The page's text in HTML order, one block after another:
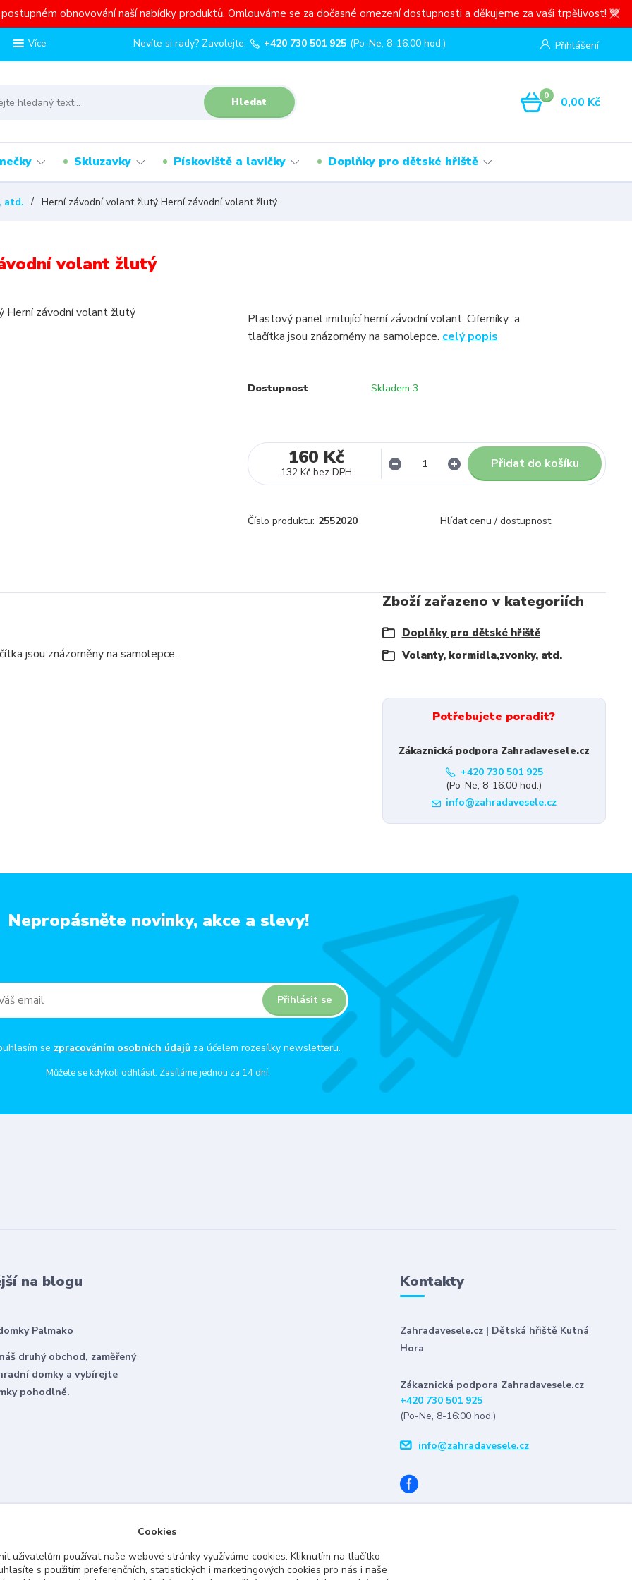
obnovování naší nabídky produktů. Omlouváme se za dočasné omezení dostupnosti a děkujeme za vaši trpělivost! 💙
Více Přihlášení
Hledat
Nevíte si rady? Zavolejte. +420 730 501 925 (Po-Ne, 8-16:00 hod.)
0 0,00 Kč
Skluzavky Pískoviště a lavičky Doplňky pro dětské hřiště
atd. Herní závodní volant žlutý Herní závodní volant žlutý
volant žlutý
Plastový panel imitující herní závodní volant. Ciferníky a
tlačítka jsou znázorněny na samolepce. celý popis
Dostupnost Skladem 3
160 Kč
132 Kč bez DPH
Přidat do košíku
Číslo produktu: 2552020 Hlídat cenu / dostupnost
jsou znázorněny na samolepce.
Zboží zařazeno v kategoriích
Doplňky pro dětské hřiště
Volanty, kormidla,zvonky, atd.
Potřebujete poradit?
Zákaznická podpora Zahradavesele.cz
+420 730 501 925
(Po-Ne, 8-16:00 hod.)
info@zahradavesele.cz
Nepropásněte novinky, akce a slevy!
Přihlásit se
se zpracováním osobních údajůza účelem rozesílky newsletteru.
Můžete se kdykoli odhlásit. Zasíláme jednou za 14 dní.
na blogu
Palmako
druhý obchod, zaměřený
domky a vybírejte
pohodlně.
Kontakty
Zahradavesele.cz | Dětská hřiště Kutná
Hora
Zákaznická podpora Zahradavesele.cz
+420 730 501 925
(Po-Ne, 8-16:00 hod.)
info@zahradavesele.cz
Upravit sběr cookies.
Cookies
uživatelům používat naše webové stránky využíváme cookies. Kliknutím na tlačítko
s použitím preferenčních, statistických i marketingových cookies pro nás i naše